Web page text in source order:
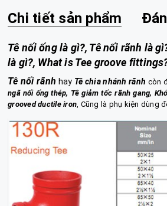
Chi tiết sản phẩm
Tê nối ống là gì?, Tê nối rãnh là
là gì?, What is Tee groove
Tê nối rãnh hay Tê chia nhánh rãnh còn
ngã nối ống thép, Tê giảm tốc rãnh gang,
grooved ductile iron, Cũng là phụ kiện dùng